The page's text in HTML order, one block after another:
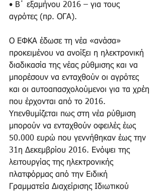
• Β΄ εξαμήνου 2016 – για τους
αγρότες (πρ. ΟΓΑ).
Ο ΕΦΚΑ έδωσε τη νέα «ανάσα»
προκειμένου να ανοίξει η ηλεκτρονική
διαδικασία της νέας ρύθμισης και να
μπορέσουν να ενταχθούν οι αγρότες
και οι αυτοαπασχολούμενοι για τα χρέη
που έρχονται από το 2016.
Υπενθυμίζεται πως στη νέα ρύθμιση
μπορούν να ενταχθούν οφειλές έως
50.000 ευρώ που γεννήθηκαν έως την
31η Δεκεμβρίου 2016. Ενόψει της
λειτουργίας της ηλεκτρονικής
πλατφόρμας από την Ειδική
Γραμματεία Διαχείρισης Ιδιωτικού